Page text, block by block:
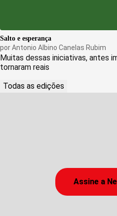
Salto e esperança
porAntonio Albino Canelas Rubim
Muitas dessas iniciativas, antes
tornaram reais
Todas as edições
Assine a